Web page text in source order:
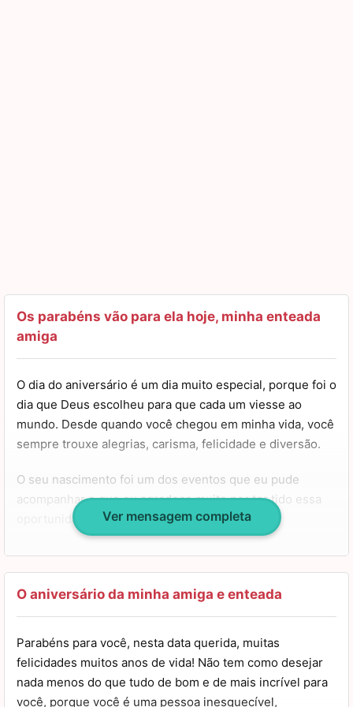
Os parabéns vão para ela hoje, minha enteada
amiga
O dia do aniversário é um dia muito especial, porque foi o
dia que Deus escolheu para que cada um viesse ao
mundo. Desde quando você chegou em minha vida, você
sempre trouxe alegrias, carisma, felicidade e diversão.
O seu nascimento foi um dos eventos que eu pude
acompanhar e que eu agradeço muito por ter tido essa
oportunidade de te conhecer tão nova.
Que você aproveite este dia conversando e se divertindo
com a sua família, que você nunca perca este brilho
especial e saiba que eu sou muito grata por tê-la em
minha vida, você faz com que os meus dias sejam mais
bençãos para ti.
Que você sempre encontre tudo aquilo que deseja, pois
Ver mensagem completa
O aniversário da minha amiga e enteada
Parabéns para você, nesta data querida, muitas
felicidades muitos anos de vida! Não tem como desejar
nada menos do que tudo de bom e de mais incrível para
você, porque você é uma pessoa inesquecível,